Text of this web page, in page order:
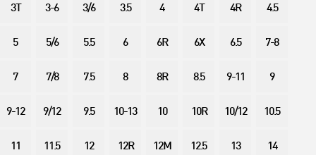
3T 3-6 3/6 3.5 4 4T 4R 4.5
5 5/6 5.5 6 6R 6X 6.5 7-8
7 7/8 7.5 8 8R 8.5 9-11 9
9-12 9/12 9.5 10-13 10 10R 10/12 10.5
11 11.5 12 12R 12M 12.5 13 14